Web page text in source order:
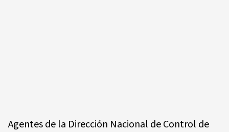
Agentes de la Dirección Nacional de Control de